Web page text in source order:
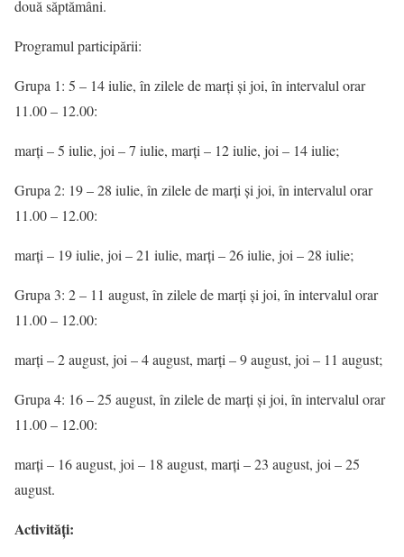
două săptămâni.
Programul participării:
Grupa 1: 5 – 14 iulie, în zilele de marți și joi, în intervalul orar
11.00 – 12.00:
marți – 5 iulie, joi – 7 iulie, marți – 12 iulie, joi – 14 iulie;
Grupa 2: 19 – 28 iulie, în zilele de marți și joi, în intervalul orar
11.00 – 12.00:
marți – 19 iulie, joi – 21 iulie, marți – 26 iulie, joi – 28 iulie;
Grupa 3: 2 – 11 august, în zilele de marți și joi, în intervalul orar
11.00 – 12.00:
marți – 2 august, joi – 4 august, marți – 9 august, joi – 11 august;
Grupa 4: 16 – 25 august, în zilele de marți și joi, în intervalul orar
11.00 – 12.00:
marți – 16 august, joi – 18 august, marți – 23 august, joi – 25
august.
Activități: